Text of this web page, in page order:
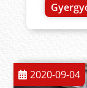
2020-09-04